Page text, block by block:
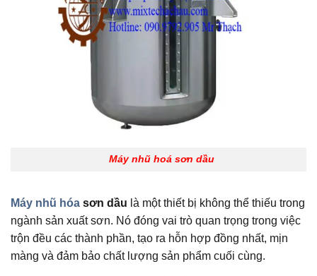
Máy nhũ hoá sơn dầu
Máy nhũ hóa sơn dầu là một thiết bị không thể thiếu trong
ngành sản xuất sơn. Nó đóng vai trò quan trọng trong việc
trộn đều các thành phần, tạo ra hỗn hợp đồng nhất, mịn
màng và đảm bảo chất lượng sản phẩm cuối cùng.